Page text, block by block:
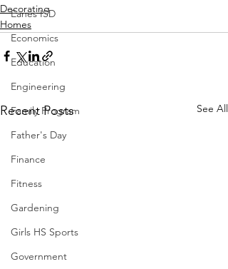
Eanes ISD
Economics
Education
Engineering
Family Program
Father's Day
Finance
Fitness
Gardening
Girls HS Sports
Government
Decorating
Homes
Recent Posts See All